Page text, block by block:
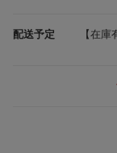
配送予定 【在